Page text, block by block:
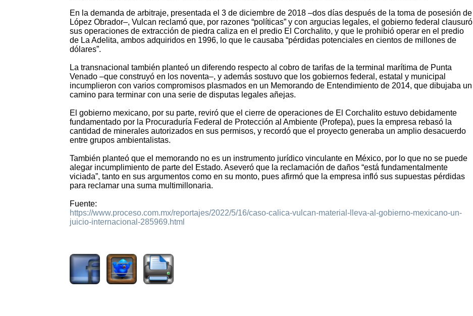
En la demanda de arbitraje, presentada el 3 de diciembre de 2018 –dos días después de la toma de posesión de
López Obrador–, Vulcan reclamó que, por razones “políticas” y con argucias legales, el gobierno federal clausuró
sus operaciones de extracción de piedra caliza en el predio El Corchalito, y que le prohibió operar en el predio
de La Adelita, ambos adquiridos en 1996, lo que le causaba “pérdidas potenciales en cientos de millones de
dólares”.
La transnacional también planteó un diferendo respecto al cobro de tarifas de la terminal marítima de Punta
Venado –que construyó en los noventa–, y además sostuvo que los gobiernos federal, estatal y municipal
incumplieron con varios compromisos plasmados en un Memorando de Entendimiento de 2014, que dibujaba un
camino para terminar con una serie de disputas legales añejas.
El gobierno mexicano, por su parte, reviró que el cierre de operaciones de El Corchalito estuvo debidamente
fundamentado por la Procuraduría Federal de Protección al Ambiente (Profepa), pues la empresa rebasó la
cantidad de minerales autorizados en sus permisos, y recordó que el proyecto generaba un amplio desacuerdo
entre grupos ambientalistas.
También planteó que el memorando no es un instrumento jurídico vinculante en México, por lo que no se puede
alegar incumplimiento de parte del Estado. Aseveró que la reclamación de daños “está fundamentalmente
viciada”, tanto en sus argumentos como en su monto, pues afirmó que la empresa infló sus supuestas pérdidas
para reclamar una suma multimillonaria.
Fuente:
https://www.proceso.com.mx/reportajes/2022/5/16/caso-calica-vulcan-material-lleva-al-gobierno-mexicano-un-
juicio-internacional-285969.html